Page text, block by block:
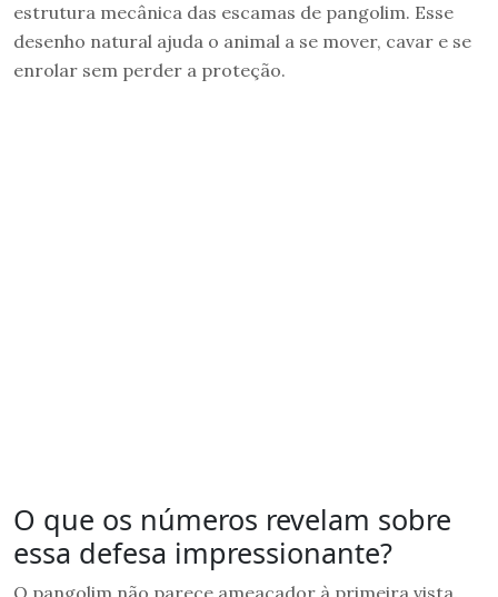
estrutura mecânica das escamas de pangolim. Esse
desenho natural ajuda o animal a se mover, cavar e se
enrolar sem perder a proteção.
O que os números revelam sobre
essa defesa impressionante?